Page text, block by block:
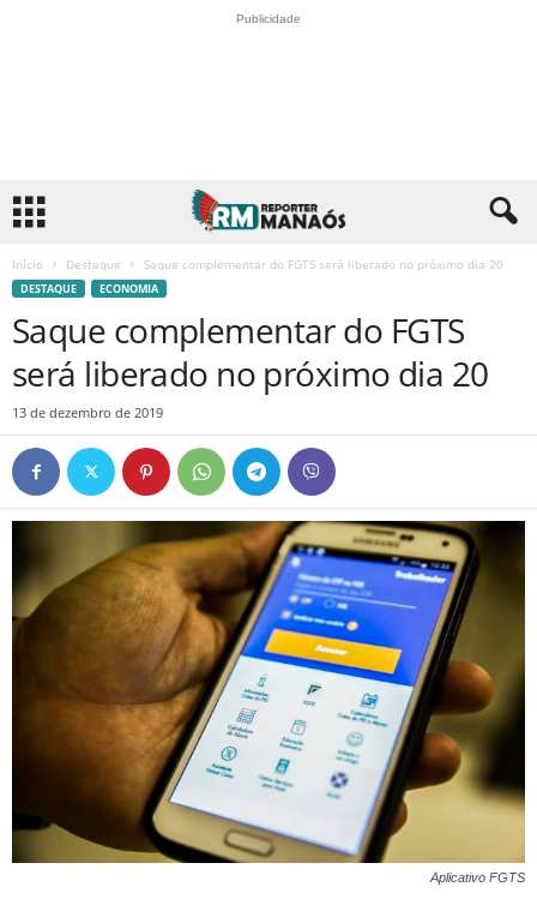
Publicidade
Início Destaque Saque complementar do FGTS será liberado no próximo dia 20
DESTAQUE ECONOMIA
Saque complementar do FGTS
será liberado no próximo dia 20
13 de dezembro de 2019
Aplicativo FGTS